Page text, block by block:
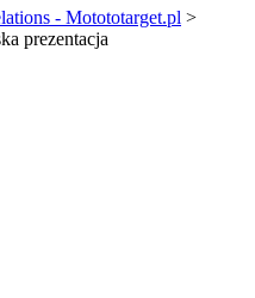
- Motototarget.pl >
prezentacja